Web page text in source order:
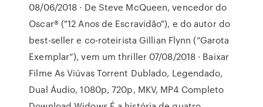
08/06/2018 · De Steve McQueen, vencedor do
Oscar® ("12 Anos de Escravidão"), e do autor do
best-seller e co-roteirista Gillian Flynn (“Garota
Exemplar”), vem um thriller 07/08/2018 · Baixar
Filme As Viúvas Torrent Dublado, Legendado,
Dual Áudio, 1080p, 720p, MKV, MP4 Completo